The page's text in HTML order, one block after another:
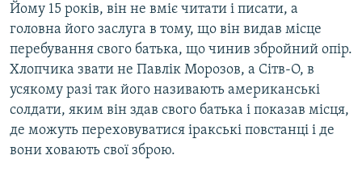
КРИМ РЕАЛІЇ
РУС
УКР
КТАТ
ДОЛУЧАЙСЯ!
Йому 15 років, він не вміє читати і писати, а
головна його заслуга в тому, що він видав місце
перебування свого батька, що чинив збройний опір.
Хлопчика звати не Павлік Морозов, а Сітв-О, в
усякому разі так його називають американські
солдати, яким він здав свого батька і показав місця,
де можуть переховуватися іракські повстанці і де
вони ховають свої зброю.